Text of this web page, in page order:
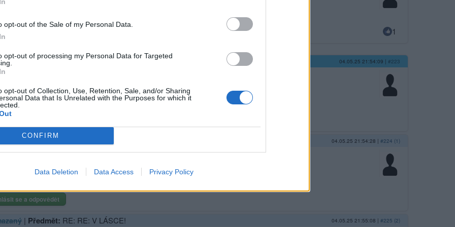
opt-out of the Sale of my Personal Data.
opt-out of processing my Personal Data for Targeted
opt-out of Collection, Use, Retention, Sale, and/or Sharing
Data that Is Unrelated with the Purposes for which it
CONFIRM
Data Deletion Data Access Privacy Policy
Přihlásit se a odpovědět 1
|Předmět: V LÁSCE! 04.05.25 21:54:09 | #223
Předmět: RE: V LÁSCE! 04.05.25 21:54:28 | #224 (1)
S LÁSKOU!
se a odpovědět
| Předmět: RE: RE: V LÁSCE! 04.05.25 21:55:08 | #225 (2)